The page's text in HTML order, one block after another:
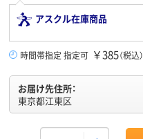
アスクル在庫商品
時間帯指定 指定可 ￥385（税込）
お届け先住所：
東京都江東区